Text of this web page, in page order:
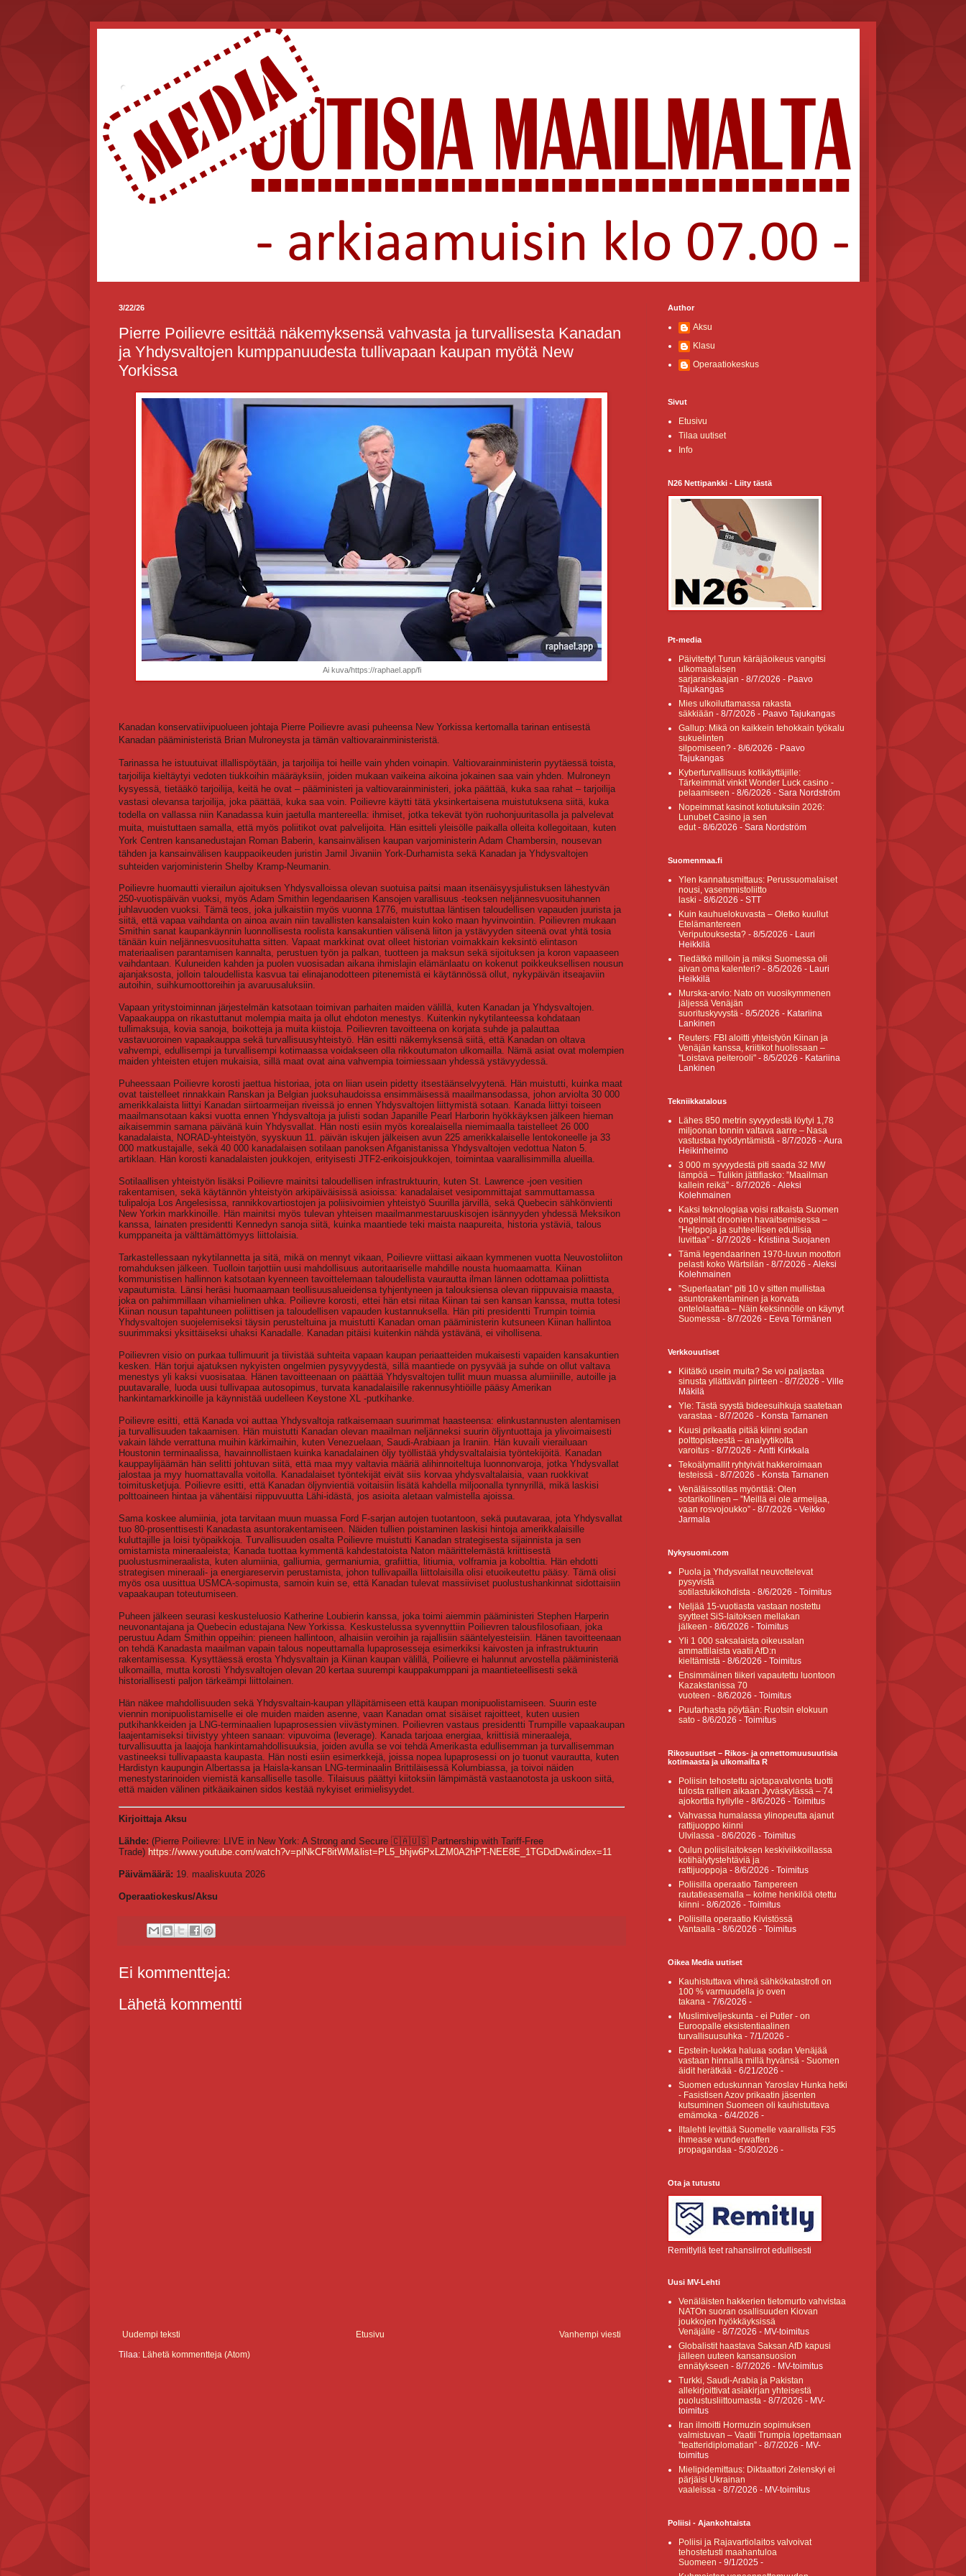
.
3/22/26
Pierre Poilievre esittää näkemyksensä vahvasta ja turvallisesta Kanadan
ja Yhdysvaltojen kumppanuudesta tullivapaan kaupan myötä New
Yorkissa
Ai kuva/https://raphael.app/fi
Kanadan konservatiivipuolueen johtaja Pierre Poilievre avasi puheensa New Yorkissa kertomalla tarinan entisestä
Kanadan pääministeristä Brian Mulroneysta ja tämän valtiovarainministeristä.
Tarinassa he istuutuivat illallispöytään, ja tarjoilija toi heille vain yhden voinapin. Valtiovarainministerin pyytäessä toista,
tarjoilija kieltäytyi vedoten tiukkoihin määräyksiin, joiden mukaan vaikeina aikoina jokainen saa vain yhden. Mulroneyn
kysyessä, tietääkö tarjoilija, keitä he ovat – pääministeri ja valtiovarainministeri, joka päättää, kuka saa rahat – tarjoilija
vastasi olevansa tarjoilija, joka päättää, kuka saa voin. Poilievre käytti tätä yksinkertaisena muistutuksena siitä, kuka
todella on vallassa niin Kanadassa kuin jaetulla mantereella: ihmiset, jotka tekevät työn ruohonjuuritasolla ja palvelevat
muita, muistuttaen samalla, että myös poliitikot ovat palvelijoita. Hän esitteli yleisölle paikalla olleita kollegoitaan, kuten
York Centren kansanedustajan Roman Baberin, kansainvälisen kaupan varjoministerin Adam Chambersin, nousevan
tähden ja kansainvälisen kauppaoikeuden juristin Jamil Jivaniin York-Durhamista sekä Kanadan ja Yhdysvaltojen
suhteiden varjoministerin Shelby Kramp-Neumanin.
Poilievre huomautti vierailun ajoituksen Yhdysvalloissa olevan suotuisa paitsi maan itsenäisyysjulistuksen lähestyvän
250-vuotispäivän vuoksi, myös Adam Smithin legendaarisen Kansojen varallisuus -teoksen neljännesvuosituhannen
juhlavuoden vuoksi. Tämä teos, joka julkaistiin myös vuonna 1776, muistuttaa läntisen taloudellisen vapauden juurista ja
siitä, että vapaa vaihdanta on ainoa avain niin tavallisten kansalaisten kuin koko maan hyvinvointiin. Poilievren mukaan
Smithin sanat kaupankäynnin luonnollisesta roolista kansakuntien välisenä liiton ja ystävyyden siteenä ovat yhtä tosia
tänään kuin neljännesvuosituhatta sitten. Vapaat markkinat ovat olleet historian voimakkain keksintö elintason
materiaalisen parantamisen kannalta, perustuen työn ja palkan, tuotteen ja maksun sekä sijoituksen ja koron vapaaseen
vaihdantaan. Kuluneiden kahden ja puolen vuosisadan aikana ihmislajin elämänlaatu on kokenut poikkeuksellisen nousun
ajanjaksosta, jolloin taloudellista kasvua tai elinajanodotteen pitenemistä ei käytännössä ollut, nykypäivän itseajaviin
autoihin, suihkumoottoreihin ja avaruusaluksiin.
Vapaan yritystoiminnan järjestelmän katsotaan toimivan parhaiten maiden välillä, kuten Kanadan ja Yhdysvaltojen.
Vapaakauppa on rikastuttanut molempia maita ja ollut ehdoton menestys. Kuitenkin nykytilanteessa kohdataan
tullimaksuja, kovia sanoja, boikotteja ja muita kiistoja. Poilievren tavoitteena on korjata suhde ja palauttaa
vastavuoroinen vapaakauppa sekä turvallisuusyhteistyö. Hän esitti näkemyksensä siitä, että Kanadan on oltava
vahvempi, edullisempi ja turvallisempi kotimaassa voidakseen olla rikkoutumaton ulkomailla. Nämä asiat ovat molempien
maiden yhteisten etujen mukaisia, sillä maat ovat aina vahvempia toimiessaan yhdessä ystävyydessä.
Puheessaan Poilievre korosti jaettua historiaa, jota on liian usein pidetty itsestäänselvyytenä. Hän muistutti, kuinka maat
ovat taistelleet rinnakkain Ranskan ja Belgian juoksuhaudoissa ensimmäisessä maailmansodassa, johon arviolta 30 000
amerikkalaista liittyi Kanadan siirtoarmeijan riveissä jo ennen Yhdysvaltojen liittymistä sotaan. Kanada liittyi toiseen
maailmansotaan kaksi vuotta ennen Yhdysvaltoja ja julisti sodan Japanille Pearl Harborin hyökkäyksen jälkeen hieman
aikaisemmin samana päivänä kuin Yhdysvallat. Hän nosti esiin myös korealaisella niemimaalla taistelleet 26 000
kanadalaista, NORAD-yhteistyön, syyskuun 11. päivän iskujen jälkeisen avun 225 amerikkalaiselle lentokoneelle ja 33
000 matkustajalle, sekä 40 000 kanadalaisen sotilaan panoksen Afganistanissa Yhdysvaltojen vedottua Naton 5.
artiklaan. Hän korosti kanadalaisten joukkojen, erityisesti JTF2-erikoisjoukkojen, toimintaa vaarallisimmilla alueilla.
Sotilaallisen yhteistyön lisäksi Poilievre mainitsi taloudellisen infrastruktuurin, kuten St. Lawrence -joen vesitien
rakentamisen, sekä käytännön yhteistyön arkipäiväisissä asioissa: kanadalaiset vesipommittajat sammuttamassa
tulipaloja Los Angelesissa, rannikkovartiostojen ja poliisivoimien yhteistyö Suurilla järvillä, sekä Quebecin sähkönvienti
New Yorkin markkinoille. Hän mainitsi myös tulevan yhteisen maailmanmestaruuskisojen isännyyden yhdessä Meksikon
kanssa, lainaten presidentti Kennedyn sanoja siitä, kuinka maantiede teki maista naapureita, historia ystäviä, talous
kumppaneita ja välttämättömyys liittolaisia.
Tarkastellessaan nykytilannetta ja sitä, mikä on mennyt vikaan, Poilievre viittasi aikaan kymmenen vuotta Neuvostoliiton
romahduksen jälkeen. Tuolloin tarjottiin uusi mahdollisuus autoritaariselle mahdille nousta huomaamatta. Kiinan
kommunistisen hallinnon katsotaan kyenneen tavoittelemaan taloudellista vaurautta ilman lännen odottamaa poliittista
vapautumista. Länsi heräsi huomaamaan teollisuusalueidensa tyhjentyneen ja talouksiensa olevan riippuvaisia maasta,
joka on pahimmillaan vihamielinen uhka. Poilievre korosti, ettei hän etsi riitaa Kiinan tai sen kansan kanssa, mutta totesi
Kiinan nousun tapahtuneen poliittisen ja taloudellisen vapauden kustannuksella. Hän piti presidentti Trumpin toimia
Yhdysvaltojen suojelemiseksi täysin perusteltuina ja muistutti Kanadan oman pääministerin kutsuneen Kiinan hallintoa
suurimmaksi yksittäiseksi uhaksi Kanadalle. Kanadan pitäisi kuitenkin nähdä ystävänä, ei vihollisena.
Poilievren visio on purkaa tullimuurit ja tiivistää suhteita vapaan kaupan periaatteiden mukaisesti vapaiden kansakuntien
kesken. Hän torjui ajatuksen nykyisten ongelmien pysyvyydestä, sillä maantiede on pysyvää ja suhde on ollut valtava
menestys yli kaksi vuosisataa. Hänen tavoitteenaan on päättää Yhdysvaltojen tullit muun muassa alumiinille, autoille ja
puutavaralle, luoda uusi tullivapaa autosopimus, turvata kanadalaisille rakennusyhtiöille pääsy Amerikan
hankintamarkkinoille ja käynnistää uudelleen Keystone XL -putkihanke.
Poilievre esitti, että Kanada voi auttaa Yhdysvaltoja ratkaisemaan suurimmat haasteensa: elinkustannusten alentamisen
ja turvallisuuden takaamisen. Hän muistutti Kanadan olevan maailman neljänneksi suurin öljyntuottaja ja ylivoimaisesti
vakain lähde verrattuna muihin kärkimaihin, kuten Venezuelaan, Saudi-Arabiaan ja Iraniin. Hän kuvaili vierailuaan
Houstonin terminaalissa, havainnollistaen kuinka kanadalainen öljy työllistää yhdysvaltalaisia työntekijöitä. Kanadan
kauppaylijäämän hän selitti johtuvan siitä, että maa myy valtavia määriä alihinnoiteltuja luonnonvaroja, jotka Yhdysvallat
jalostaa ja myy huomattavalla voitolla. Kanadalaiset työntekijät eivät siis korvaa yhdysvaltalaisia, vaan ruokkivat
toimitusketjuja. Poilievre esitti, että Kanadan öljynvientiä voitaisiin lisätä kahdella miljoonalla tynnyrillä, mikä laskisi
polttoaineen hintaa ja vähentäisi riippuvuutta Lähi-idästä, jos asioita aletaan valmistella ajoissa.
Sama koskee alumiinia, jota tarvitaan muun muassa Ford F-sarjan autojen tuotantoon, sekä puutavaraa, jota Yhdysvallat
tuo 80-prosenttisesti Kanadasta asuntorakentamiseen. Näiden tullien poistaminen laskisi hintoja amerikkalaisille
kuluttajille ja loisi työpaikkoja. Turvallisuuden osalta Poilievre muistutti Kanadan strategisesta sijainnista ja sen
omistamista mineraaleista; Kanada tuottaa kymmentä kahdestatoista Naton määrittelemästä kriittisestä
puolustusmineraalista, kuten alumiinia, galliumia, germaniumia, grafiittia, litiumia, volframia ja kobolttia. Hän ehdotti
strategisen mineraali- ja energiareservin perustamista, johon tullivapailla liittolaisilla olisi etuoikeutettu pääsy. Tämä olisi
myös osa uusittua USMCA-sopimusta, samoin kuin se, että Kanadan tulevat massiiviset puolustushankinnat sidottaisiin
vapaakaupan toteutumiseen.
Puheen jälkeen seurasi keskusteluosio Katherine Loubierin kanssa, joka toimi aiemmin pääministeri Stephen Harperin
neuvonantajana ja Quebecin edustajana New Yorkissa. Keskustelussa syvennyttiin Poilievren talousfilosofiaan, joka
perustuu Adam Smithin oppeihin: pieneen hallintoon, alhaisiin veroihin ja rajallisiin sääntelyesteisiin. Hänen tavoitteenaan
on tehdä Kanadasta maailman vapain talous nopeuttamalla lupaprosesseja esimerkiksi kaivosten ja infrastruktuurin
rakentamisessa. Kysyttäessä erosta Yhdysvaltain ja Kiinan kaupan välillä, Poilievre ei halunnut arvostella pääministeriä
ulkomailla, mutta korosti Yhdysvaltojen olevan 20 kertaa suurempi kauppakumppani ja maantieteellisesti sekä
historiallisesti paljon tärkeämpi liittolainen.
Hän näkee mahdollisuuden sekä Yhdysvaltain-kaupan ylläpitämiseen että kaupan monipuolistamiseen. Suurin este
viennin monipuolistamiselle ei ole muiden maiden asenne, vaan Kanadan omat sisäiset rajoitteet, kuten uusien
putkihankkeiden ja LNG-terminaalien lupaprosessien viivästyminen. Poilievren vastaus presidentti Trumpille vapaakaupan
laajentamiseksi tiivistyy yhteen sanaan: vipuvoima (leverage). Kanada tarjoaa energiaa, kriittisiä mineraaleja,
turvallisuutta ja laajoja hankintamahdollisuuksia, joiden avulla se voi tehdä Amerikasta edullisemman ja turvallisemman
vastineeksi tullivapaasta kaupasta. Hän nosti esiin esimerkkejä, joissa nopea lupaprosessi on jo tuonut vaurautta, kuten
Hardistyn kaupungin Albertassa ja Haisla-kansan LNG-terminaalin Brittiläisessä Kolumbiassa, ja toivoi näiden
menestystarinoiden viemistä kansalliselle tasolle. Tilaisuus päättyi kiitoksiin lämpimästä vastaanotosta ja uskoon siitä,
että maiden välinen pitkäaikainen sidos kestää nykyiset erimielisyydet.
Kirjoittaja Aksu
Lähde: (Pierre Poilievre: LIVE in New York: A Strong and Secure 🇨🇦🇺🇸 Partnership with Tariff-Free
Trade) https://www.youtube.com/watch?v=plNkCF8itWM&list=PL5_bhjw6PxLZM0A2hPT-NEE8E_1TGDdDw&index=11
Päivämäärä: 19. maaliskuuta 2026
Operaatiokeskus/Aksu
Ei kommentteja:
Lähetä kommentti
Uudempi teksti Vanhempi viesti
Etusivu
Tilaa: Lähetä kommentteja (Atom)
Author
Aksu
Klasu
Operaatiokeskus
Sivut
Etusivu
Tilaa uutiset
Info
N26 Nettipankki - Liity tästä
Pt-media
Päivitetty! Turun käräjäoikeus vangitsi
ulkomaalaisen
sarjaraiskaajan - 8/7/2026 - Paavo
Tajukangas
Mies ulkoiluttamassa rakasta
säkkiään - 8/7/2026 - Paavo Tajukangas
Gallup: Mikä on kaikkein tehokkain työkalu
sukuelinten
silpomiseen? - 8/6/2026 - Paavo
Tajukangas
Kyberturvallisuus kotikäyttäjille:
Tärkeimmät vinkit Wonder Luck casino -
pelaamiseen - 8/6/2026 - Sara Nordström
Nopeimmat kasinot kotiutuksiin 2026:
Lunubet Casino ja sen
edut- 8/6/2026 - Sara Nordström
Suomenmaa.fi
Ylen kannatusmittaus: Perussuomalaiset
nousi, vasemmistoliitto
laski - 8/6/2026 - STT
Kuin kauhuelokuvasta – Oletko kuullut
Etelämantereen
Veriputouksesta? - 8/5/2026 - Lauri
Heikkilä
Tiedätkö milloin ja miksi Suomessa oli
aivan oma kalenteri? - 8/5/2026 - Lauri
Heikkilä
Murska-arvio: Nato on vuosikymmenen
jäljessä Venäjän
suorituskyvystä - 8/5/2026 - Katariina
Lankinen
Reuters: FBI aloitti yhteistyön Kiinan ja
Venäjän kanssa, kriitikot huolissaan –
"Loistava peiterooli" - 8/5/2026 - Katariina
Lankinen
Tekniikkatalous
Lähes 850 metrin syvyydestä löytyi 1,78
miljoonan tonnin valtava aarre – Nasa
vastustaa hyödyntämistä - 8/7/2026 - Aura
Heikinheimo
3 000 m syvyydestä piti saada 32 MW
lämpöä – Tulikin jättifiasko: ”Maailman
kallein reikä” - 8/7/2026 - Aleksi
Kolehmainen
Kaksi teknologiaa voisi ratkaista Suomen
ongelmat droonien havaitsemisessa –
”Helppoja ja suhteellisen edullisia
luvittaa” - 8/7/2026 - Kristiina Suojanen
Tämä legendaarinen 1970-luvun moottori
pelasti koko Wärtsilän - 8/7/2026 - Aleksi
Kolehmainen
”Superlaatan” piti 10 v sitten mullistaa
asuntorakentaminen ja korvata
ontelolaattaa – Näin keksinnölle on käynyt
Suomessa - 8/7/2026 - Eeva Törmänen
Verkkouutiset
Kiitätkö usein muita? Se voi paljastaa
sinusta yllättävän piirteen - 8/7/2026 - Ville
Mäkilä
Yle: Tästä syystä bideesuihkuja saatetaan
varastaa - 8/7/2026 - Konsta Tarnanen
Kuusi prikaatia pitää kiinni sodan
polttopisteestä – analyytikolta
varoitus - 8/7/2026 - Antti Kirkkala
Tekoälymallit ryhtyivät hakkeroimaan
testeissä - 8/7/2026 - Konsta Tarnanen
Venäläissotilas myöntää: Olen
sotarikollinen – ”Meillä ei ole armeijaa,
vaan rosvojoukko” - 8/7/2026 - Veikko
Jarmala
Nykysuomi.com
Puola ja Yhdysvallat neuvottelevat
pysyvistä
sotilastukikohdista - 8/6/2026 - Toimitus
Neljää 15-vuotiasta vastaan nostettu
syytteet SiS-laitoksen mellakan
jälkeen - 8/6/2026 - Toimitus
Yli 1 000 saksalaista oikeusalan
ammattilaista vaatii AfD:n
kieltämistä - 8/6/2026 - Toimitus
Ensimmäinen tiikeri vapautettu luontoon
Kazakstanissa 70
vuoteen - 8/6/2026 - Toimitus
Puutarhasta pöytään: Ruotsin elokuun
sato - 8/6/2026 - Toimitus
Rikosuutiset – Rikos- ja onnettomuusuutisia
kotimaasta ja ulkomailta R
Poliisin tehostettu ajotapavalvonta tuotti
tulosta rallien aikaan Jyväskylässä – 74
ajokorttia hyllylle - 8/6/2026 - Toimitus
Vahvassa humalassa ylinopeutta ajanut
rattijuoppo kiinni
Ulvilassa - 8/6/2026 - Toimitus
Oulun poliisilaitoksen keskiviikkoillassa
kotihälytystehtäviä ja
rattijuoppoja - 8/6/2026 - Toimitus
Poliisilla operaatio Tampereen
rautatieasemalla – kolme henkilöä otettu
kiinni - 8/6/2026 - Toimitus
Poliisilla operaatio Kivistössä
Vantaalla - 8/6/2026 - Toimitus
Oikea Media uutiset
Kauhistuttava vihreä sähkökatastrofi on
100 % varmuudella jo oven
takana - 7/6/2026 -
Muslimiveljeskunta - ei Putler - on
Euroopalle eksistentiaalinen
turvallisuusuhka - 7/1/2026 -
Epstein-luokka haluaa sodan Venäjää
vastaan hinnalla millä hyvänsä - Suomen
äidit herätkää - 6/21/2026 -
Suomen eduskunnan Yaroslav Hunka hetki
- Fasistisen Azov prikaatin jäsenten
kutsuminen Suomeen oli kauhistuttava
emämoka - 6/4/2026 -
Iltalehti levittää Suomelle vaarallista F35
ihmease wunderwaffen
propagandaa - 5/30/2026 -
Ota ja tutustu
Remitlyllä teet rahansiirrot edullisesti
Uusi MV-Lehti
Venäläisten hakkerien tietomurto vahvistaa
NATOn suoran osallisuuden Kiovan
joukkojen hyökkäyksissä
Venäjälle - 8/7/2026 - MV-toimitus
Globalistit haastava Saksan AfD kapusi
jälleen uuteen kansansuosion
ennätykseen - 8/7/2026 - MV-toimitus
Turkki, Saudi-Arabia ja Pakistan
allekirjoittivat asiakirjan yhteisestä
puolustusliittoumasta - 8/7/2026 - MV-
toimitus
Iran ilmoitti Hormuzin sopimuksen
valmistuvan – Vaatii Trumpia lopettamaan
”teatteridiplomatian” - 8/7/2026 - MV-
toimitus
Mielipidemittaus: Diktaattori Zelenskyi ei
pärjäisi Ukrainan
vaaleissa - 8/7/2026 - MV-toimitus
Poliisi - Ajankohtaista
Poliisi ja Rajavartiolaitos valvoivat
tehostetusti maahantuloa
Suomeen - 9/1/2025 -